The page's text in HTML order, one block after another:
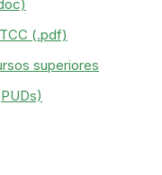
(.pdf)
superiores